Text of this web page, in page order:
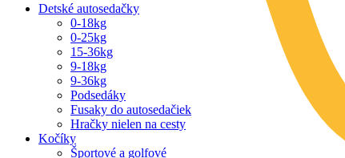
Detské autosedačky
0-18kg
0-25kg
15-36kg
9-18kg
9-36kg
Podsedáky
Fusaky do autosedačiek
Hračky nielen na cesty
Kočíky
Športové a golfové